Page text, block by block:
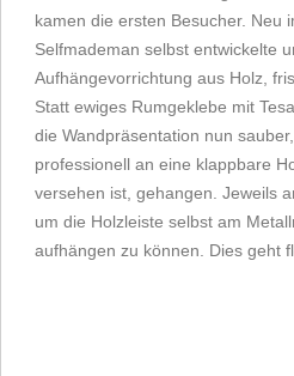
kamen die ersten Besucher. Neu
Selfmademan selbst entwickelte
Aufhängevorrichtung aus Holz,
Statt ewiges Rumgeklebe mit
die Wandpräsentation nun
professionell an eine klappbare
versehen ist, gehangen. Jeweils
um die Holzleiste selbst am
aufhängen zu können. Dies geht